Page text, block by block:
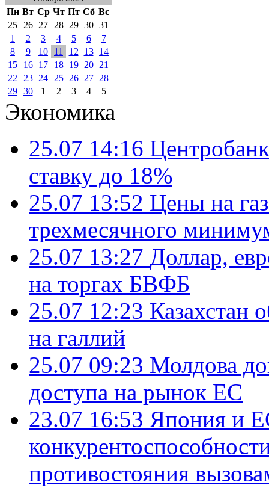
Пн Вт Ср Чт Пт Сб Вс
25
26 27 28 29 30 31
1
2 3 4 5 6
7
8
9 10 11 12 13
14
15
16 17 18 19 20
21
22
23 24 25 26 27
28
29 30 1 2 3 4 5
Экономика
25.07 14:16
ставку до 18%
25.07 13:52 Цены на
трехмесячного
25.07 13:27 Доллар,
на торгах БВФБ
25.07 12:23 Казахстан
на галлий
25.07 09:23 Молдова
доступа на рынок ЕС
23.07 16:53 Япония и
противостояния